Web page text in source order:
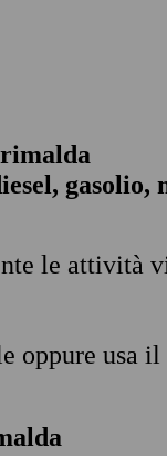
gasolio,
le attività
oppure usa il